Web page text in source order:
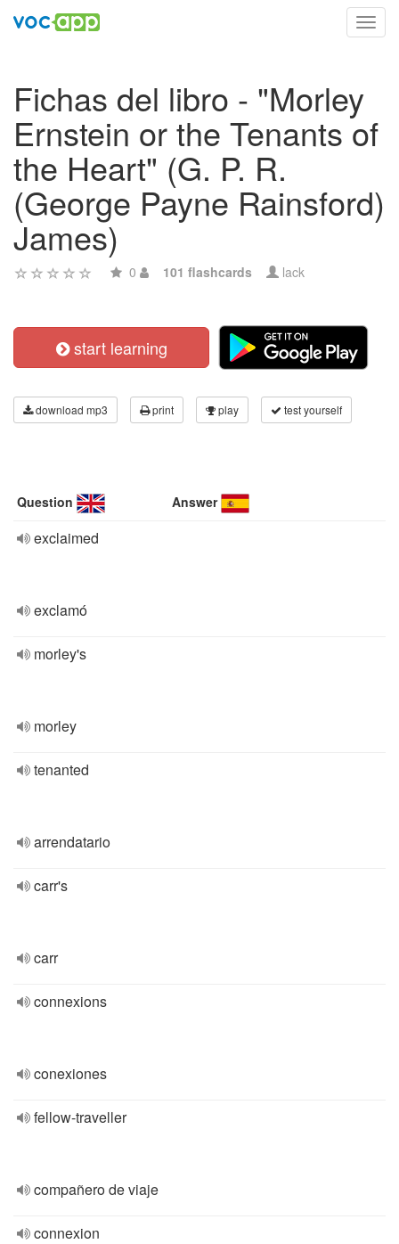
Fichas del libro - "Morley
Ernstein or the Tenants of
the Heart" (G. P. R.
(George Payne Rainsford)
James)
0 101 flashcards lack
start learning
download mp3 print play test yourself
Question Answer
exclaimed
exclamó
morley's
morley
tenanted
arrendatario
carr's
carr
connexions
conexiones
fellow-traveller
compañero de viaje
connexion